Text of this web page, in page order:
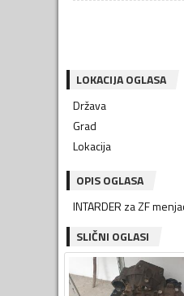
LOKACIJA OGLASA
Država
Grad
Lokacija
OPIS OGLASA
INTARDER za ZF
SLIČNI OGLASI